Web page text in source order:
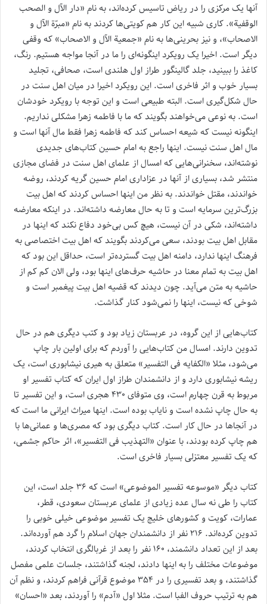
آنها یک مرکزی را در ریاض تاسیس کرده‌اند، به نام «دار الآل و الصحب
الوقفیة». کاری شبیه این کار هم کویتی‌ها کردند به نام «مبرّة الآل و
الاصحاب»، و نیز بحرینی‌ها به نام «جمعیة الآل و الاصحاب» که وقفی
دیگر است. اخیرا یک رویکرد اینگونه‌ای را ما در آنجا مواجه هستیم. رنگ،
کاغذ را ببینید، جلد گالینگور طراز اول هلندی است، صحافی، تجلید
بسیار خوب و اثر فاخری است. این رویکرد اخیرا در میان اهل سنت در
حال شکل‌گیری است. البته طبیعی است و این توجه با رویکرد خودشان
است. به نوعی می‌خواهند بگویند که ما با فاطمه زهرا مشکلی نداریم.
اینگونه نیست که شیعه احساس کند که فاطمه زهرا فقط مال آنها است و
مال اهل سنت نیست. اینها راجع به امام حسین کتاب‌های جدیدی
نوشته‌اند، سخنرانی‌هایی که امسال از علمای اهل سنت در فضای مجازی
منتشر شد، بسیاری از آنها در عزاداری امام حسین گریه کردند، روضه
خواندند، مقتل خواندند. به نظر من اینها احساس کردند که اهل بیت
بزرگ‌ترین سرمایه است و تا به حال معارضه داشته‌اند. در اینکه معارضه
داشته‌اند، شکی در آن نیست، هیچ کس بی‌خود دفاع نکند که اینها در
مقابل اهل بیت بودند، سعی می‌کردند بگویند که اهل بیت اختصاصی به
فرهنگ اینها ندارد، دامنه اهل بیت گسترده‌تر است، حداقل این بود که
اهل بیت به تمام معنا در حاشیه حرف‌های اینها بود، ولی الان کم کم از
حاشیه به متن می‌آید. چون دیدند که قضیه اهل بیت پیغمبر است و
شوخی که نیست، اینها را نمی‌شود کنار گذاشت.
کتاب‌هایی از این گروه، در عربستان زیاد بود و کتب دیگری هم در حال
تدوین دارند. امسال من کتاب‌هایی را آوردم که برای اولین بار چاپ
می‌شود، مثلا «الکفایه فی التفسیر» متعلق به هیری نیشابوری است، یک
ریشه نیشابوری دارد و از دانشمندان طراز اول ایران که کتاب تفسیر او
مربوط به قرن چهارم است، وی متوفای ۴۳۰ هجری است، و این تفسیر تا
به حال چاپ نشده است و نایاب بوده است. اینها میراث ایرانی ما است که
در آنجاها در حال کار است. کتاب دیگری بود که مصری‌ها و عمانی‌ها با
هم چاپ کرده بودند، با عنوان «التهذیب فی التفسیر»، اثر حاکم جشمی،
که یک تفسیر معتزلی بسیار فاخری است.
کتاب دیگر «موسوعه تفسیر الموضوعی» است که ۳۶ جلد است، این
کتاب را طی نه سال عده زیادی از علمای عربستان سعودی، قطر،
عمارات، کویت و کشورهای خلیج یک تفسیر موضوعی خیلی خوبی را
تدوین کرده‌اند. ۲۱۶ نفر از دانشمندان جهان اسلام را گرد هم آورده‌اند.
بعد از این تعداد دانشمند، ۱۶۰ نفر را بعد از غربالگری انتخاب کردند،
موضوعات مختلف را به اینها دادند، لجنه گذاشتند، جلسات علمی مفصل
گذاشتند، و بعد تفسیری را در ۳۵۴ موضوع قرآنی فراهم کردند، و نظم آن
هم به ترتیب حروف الفبا است. مثلا اول «آدم» را آوردند، بعد «احسان»